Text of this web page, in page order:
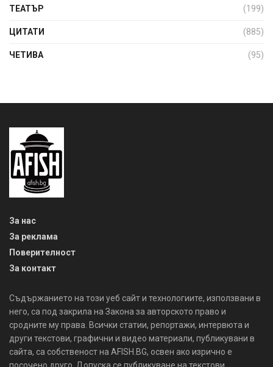
ТЕАТЪР (199)
ЦИТАТИ (885)
ЧЕТИВА (95)
За нас
За реклама
Поверителност
За контакт
Съдържанието на този уеб сайт и технологиите, използвани в
него, са под закрила на Закона за авторското право и
сродните му права. Всички статии, репортажи, интервюта и
други текстови, графични и видео материали, публикувани в
сайта, са собственост на AFISH.BG, освен ако изрично е
посочено друго. Допуска се публикуване на текстови